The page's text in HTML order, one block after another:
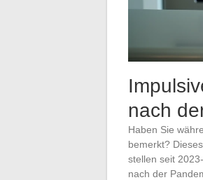
nach
Haben Sie
bemerkt?
stellen seit
nach der